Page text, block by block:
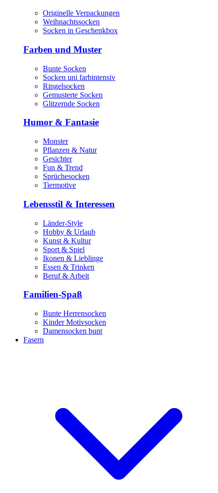
Originelle Verpackungen
Weihnachtssocken
Socken in Geschenkbox
Farben und Muster
Bunte Socken
Socken uni farbintensiv
Ringelsocken
Gemusterte Socken
Glitzernde Socken
Humor & Fantasie
Monster
Pflanzen & Natur
Gesichter
Fun & Trend
Sprüchesocken
Tiermotive
Lebensstil & Interessen
Länder-Style
Hobby & Urlaub
Kunst & Kultur
Sport & Spiel
Ikonen & Lieblinge
Essen & Trinken
Beruf & Arbeit
Familien-Spaß
Bunte Herrensocken
Kinder Motivsocken
Damensocken bunt
Fasern